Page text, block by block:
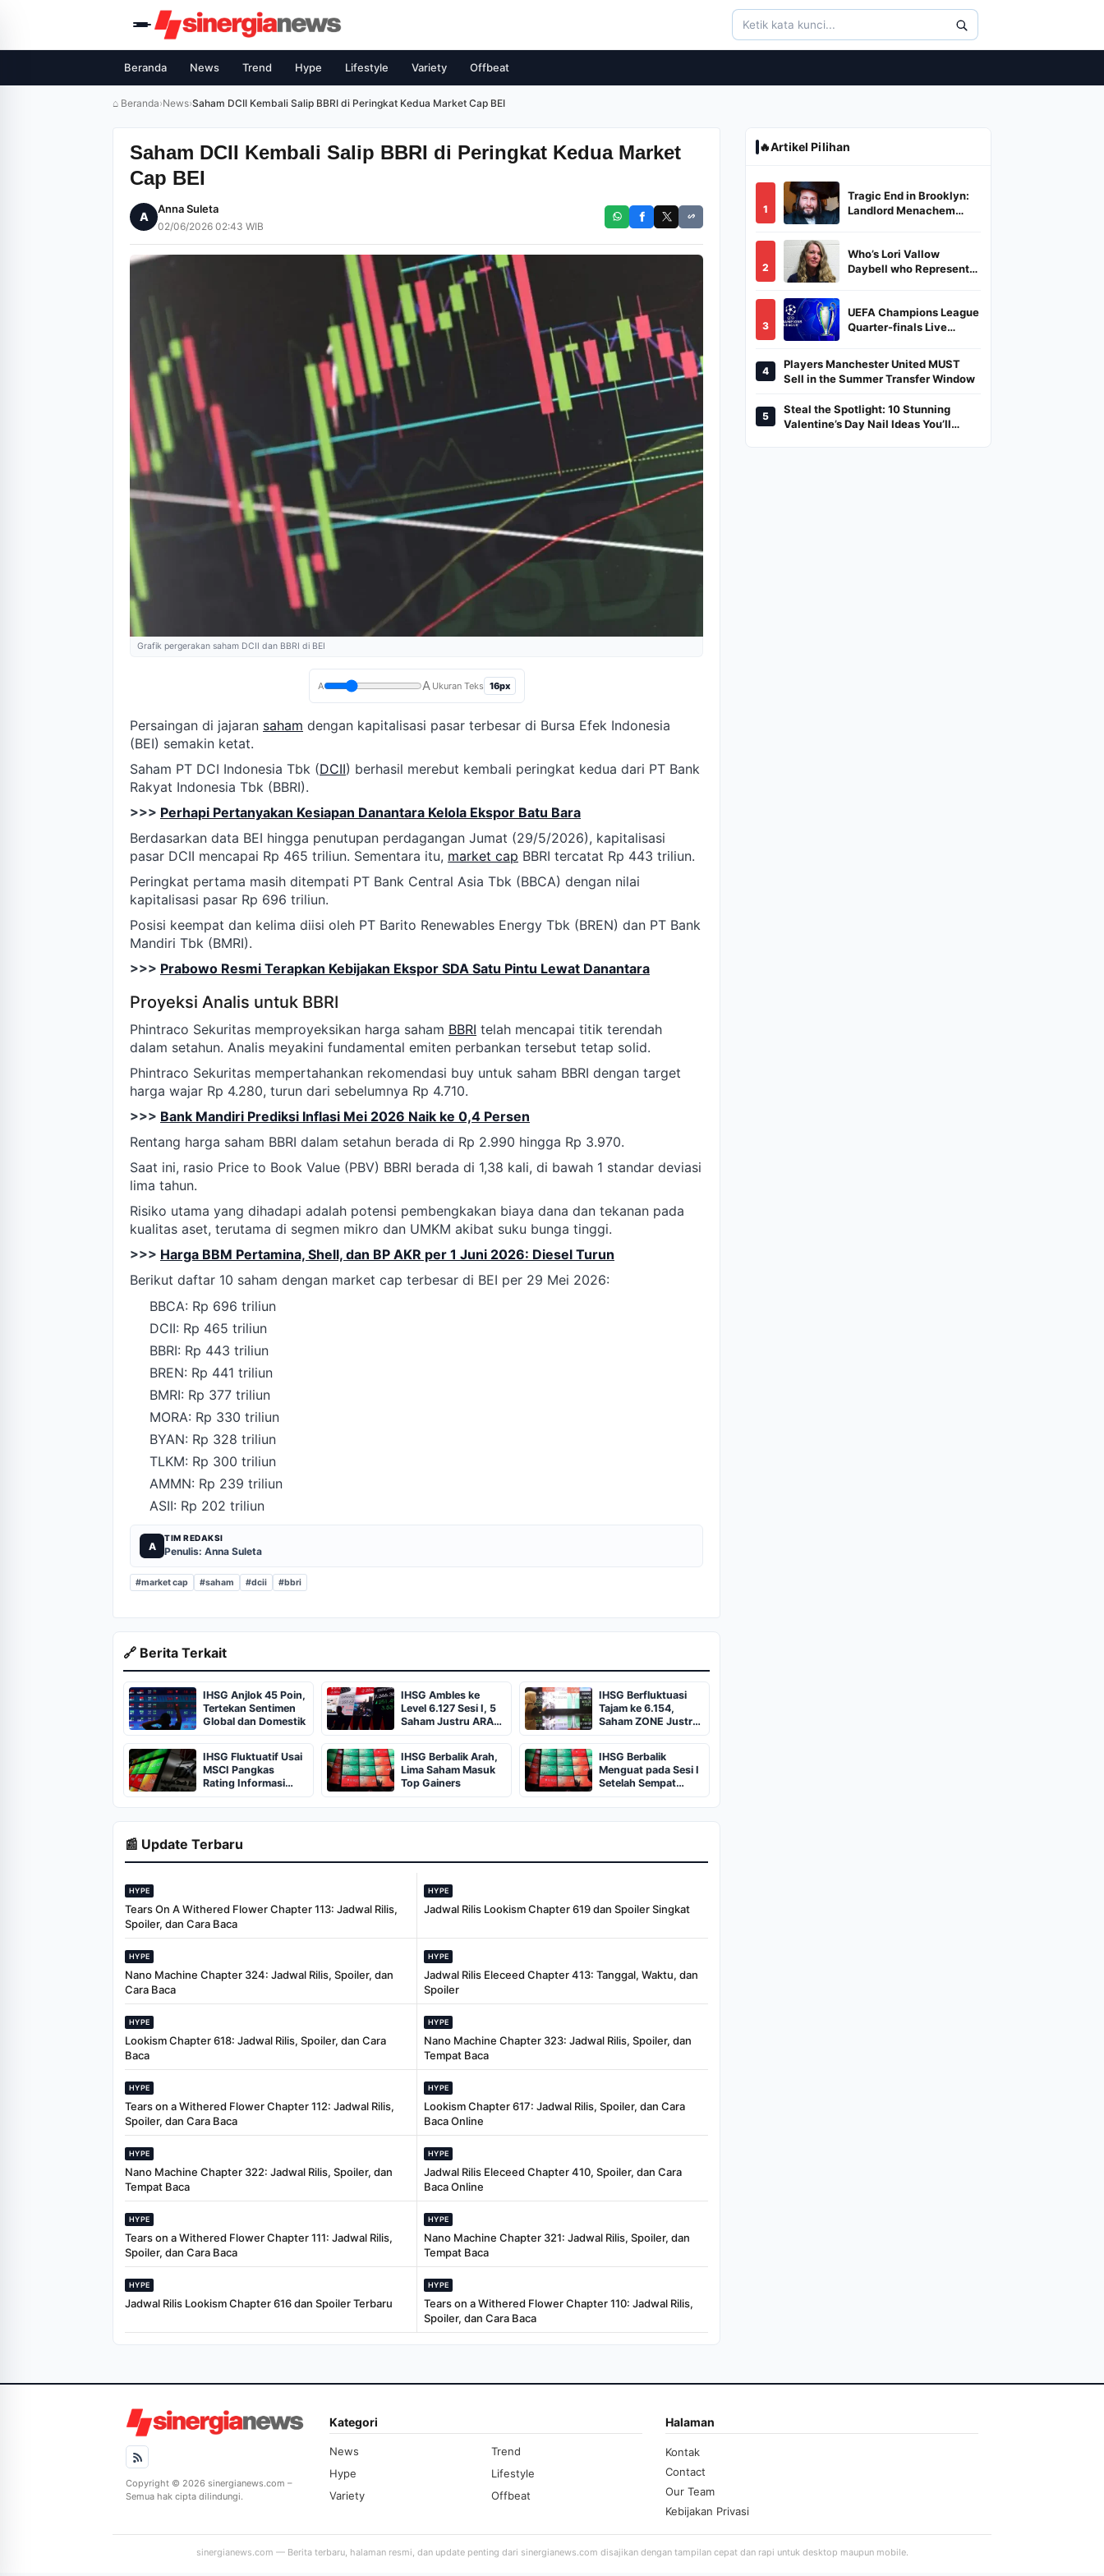
Beranda News Trend Hype Lifestyle Variety Offbeat
⌂ Beranda›News›Saham DCII Kembali Salip BBRI di Peringkat Kedua Market Cap BEI
Saham DCII Kembali Salip BBRI di Peringkat Kedua Market
Cap BEI
A
Anna Suleta
02/06/2026 02:43 WIB
Grafik pergerakan saham DCII dan BBRI di BEI
A A Ukuran Teks 16px
Persaingan di jajaran saham dengan kapitalisasi pasar terbesar di Bursa Efek Indonesia
(BEI) semakin ketat.
Saham PT DCI Indonesia Tbk (DCII) berhasil merebut kembali peringkat kedua dari PT Bank
Rakyat Indonesia Tbk (BBRI).
>>> Perhapi Pertanyakan Kesiapan Danantara Kelola Ekspor Batu Bara
Berdasarkan data BEI hingga penutupan perdagangan Jumat (29/5/2026), kapitalisasi
pasar DCII mencapai Rp 465 triliun. Sementara itu, market cap BBRI tercatat Rp 443 triliun.
Peringkat pertama masih ditempati PT Bank Central Asia Tbk (BBCA) dengan nilai
kapitalisasi pasar Rp 696 triliun.
Posisi keempat dan kelima diisi oleh PT Barito Renewables Energy Tbk (BREN) dan PT Bank
Mandiri Tbk (BMRI).
>>> Prabowo Resmi Terapkan Kebijakan Ekspor SDA Satu Pintu Lewat Danantara
Proyeksi Analis untuk BBRI
Phintraco Sekuritas memproyeksikan harga saham BBRI telah mencapai titik terendah
dalam setahun. Analis meyakini fundamental emiten perbankan tersebut tetap solid.
Phintraco Sekuritas mempertahankan rekomendasi buy untuk saham BBRI dengan target
harga wajar Rp 4.280, turun dari sebelumnya Rp 4.710.
>>> Bank Mandiri Prediksi Inflasi Mei 2026 Naik ke 0,4 Persen
Rentang harga saham BBRI dalam setahun berada di Rp 2.990 hingga Rp 3.970.
Saat ini, rasio Price to Book Value (PBV) BBRI berada di 1,38 kali, di bawah 1 standar deviasi
lima tahun.
Risiko utama yang dihadapi adalah potensi pembengkakan biaya dana dan tekanan pada
kualitas aset, terutama di segmen mikro dan UMKM akibat suku bunga tinggi.
>>> Harga BBM Pertamina, Shell, dan BP AKR per 1 Juni 2026: Diesel Turun
Berikut daftar 10 saham dengan market cap terbesar di BEI per 29 Mei 2026:
BBCA: Rp 696 triliun
DCII: Rp 465 triliun
BBRI: Rp 443 triliun
BREN: Rp 441 triliun
BMRI: Rp 377 triliun
MORA: Rp 330 triliun
BYAN: Rp 328 triliun
TLKM: Rp 300 triliun
AMMN: Rp 239 triliun
ASII: Rp 202 triliun
A
TIM REDAKSI
Penulis: Anna Suleta
#market cap #saham #dcii #bbri
🔗 Berita Terkait
IHSG Anjlok 45 Poin,
Tertekan Sentimen
Global dan Domestik
IHSG Ambles ke
Level 6.127 Sesi I, 5
Saham Justru ARA
dan Top Gainers
IHSG Berfluktuasi
Tajam ke 6.154,
Saham ZONE Justru
Melejit ARA
IHSG Fluktuatif Usai
MSCI Pangkas
Rating Informasi
Pasar Modal
Indonesia
IHSG Berbalik Arah,
Lima Saham Masuk
Top Gainers
IHSG Berbalik
Menguat pada Sesi I
Setelah Sempat
Melemah
📰 Update Terbaru
HYPE
Tears On A Withered Flower Chapter 113: Jadwal Rilis,
Spoiler, dan Cara Baca
HYPE
Jadwal Rilis Lookism Chapter 619 dan Spoiler Singkat
HYPE
Nano Machine Chapter 324: Jadwal Rilis, Spoiler, dan
Cara Baca
HYPE
Jadwal Rilis Eleceed Chapter 413: Tanggal, Waktu, dan
Spoiler
HYPE
Lookism Chapter 618: Jadwal Rilis, Spoiler, dan Cara
Baca
HYPE
Nano Machine Chapter 323: Jadwal Rilis, Spoiler, dan
Tempat Baca
HYPE
Tears on a Withered Flower Chapter 112: Jadwal Rilis,
Spoiler, dan Cara Baca
HYPE
Lookism Chapter 617: Jadwal Rilis, Spoiler, dan Cara
Baca Online
HYPE
Nano Machine Chapter 322: Jadwal Rilis, Spoiler, dan
Tempat Baca
HYPE
Jadwal Rilis Eleceed Chapter 410, Spoiler, dan Cara
Baca Online
HYPE
Tears on a Withered Flower Chapter 111: Jadwal Rilis,
Spoiler, dan Cara Baca
HYPE
Nano Machine Chapter 321: Jadwal Rilis, Spoiler, dan
Tempat Baca
HYPE
Jadwal Rilis Lookism Chapter 616 dan Spoiler Terbaru
HYPE
Tears on a Withered Flower Chapter 110: Jadwal Rilis,
Spoiler, dan Cara Baca
🔥Artikel Pilihan
1
Tragic End in Brooklyn:
Landlord Menachem
Burned in a Dumpster
2
Who’s Lori Vallow
Daybell who Represents
3
UEFA Champions League
Quarter-finals Live
And Where To Watch
4
Players Manchester United MUST
Sell in the Summer Transfer Window
5
Steal the Spotlight: 10 Stunning
Valentine’s Day Nail Ideas You’ll
Copyright © 2026 sinergianews.com –
Semua hak cipta dilindungi.
Kategori
News
Trend
Hype
Lifestyle
Variety
Offbeat
Halaman
Kontak
Contact
Our Team
Kebijakan Privasi
sinergianews.com — Berita terbaru, halaman resmi, dan update penting dari sinergianews.com disajikan dengan tampilan cepat dan rapi untuk desktop maupun mobile.